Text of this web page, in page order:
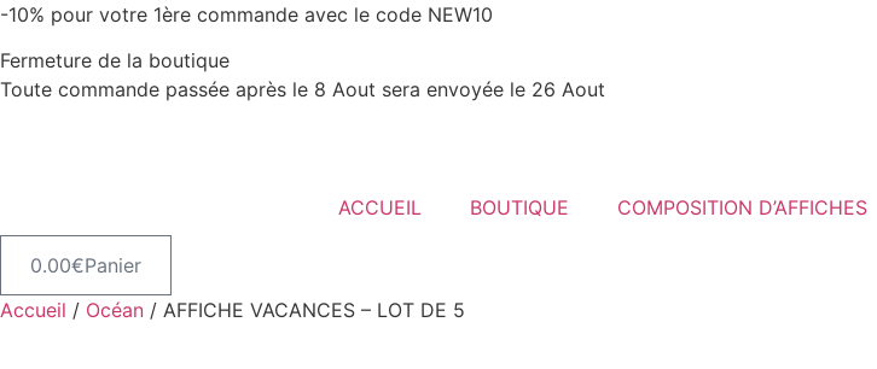
Aller
contenu
-10% pour votre 1ère commande avec le code NEW10
Fermeture de la boutique
Toute commande passée après le 8 Aout sera envoyée le 26 Aout
ACCUEIL BOUTIQUE COMPOSITION D’AFFICHES
0.00€Panier
Accueil / Océan / AFFICHE VACANCES – LOT DE 5